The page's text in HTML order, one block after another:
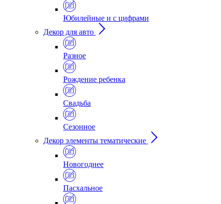
Юбилейные и с цифрами
Декор для авто
Разное
Рождение ребенка
Свадьба
Сезонное
Декор элементы тематические
Новогоднее
Пасхальное